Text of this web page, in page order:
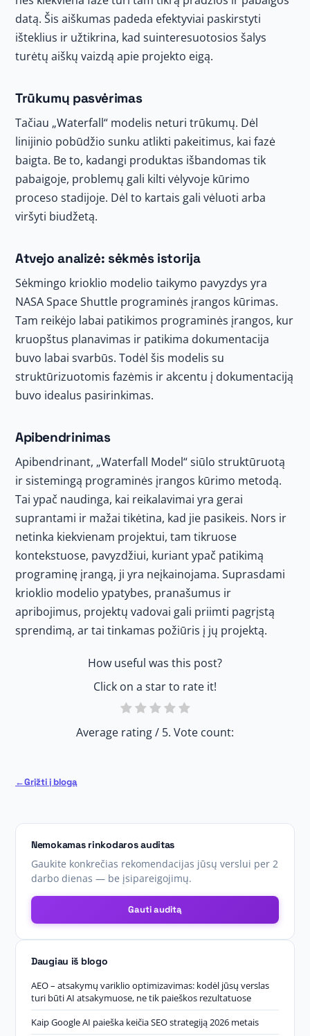
datą. Šis aiškumas padeda efektyviai paskirstyti
išteklius ir užtikrina, kad suinteresuotosios šalys
turėtų aiškų vaizdą apie projekto eigą.
Trūkumų pasvėrimas
Tačiau „Waterfall“ modelis neturi trūkumų. Dėl
linijinio pobūdžio sunku atlikti pakeitimus, kai fazė
baigta. Be to, kadangi produktas išbandomas tik
pabaigoje, problemų gali kilti vėlyvoje kūrimo
proceso stadijoje. Dėl to kartais gali vėluoti arba
viršyti biudžetą.
Atvejo analizė: sėkmės istorija
Sėkmingo krioklio modelio taikymo pavyzdys yra
NASA Space Shuttle programinės įrangos kūrimas.
Tam reikėjo labai patikimos programinės įrangos, kur
kruopštus planavimas ir patikima dokumentacija
buvo labai svarbūs. Todėl šis modelis su
struktūrizuotomis fazėmis ir akcentu į dokumentaciją
buvo idealus pasirinkimas.
Apibendrinimas
Apibendrinant, „Waterfall Model“ siūlo struktūruotą
ir sistemingą programinės įrangos kūrimo metodą.
Tai ypač naudinga, kai reikalavimai yra gerai
suprantami ir mažai tikėtina, kad jie pasikeis. Nors ir
netinka kiekvienam projektui, tam tikruose
kontekstuose, pavyzdžiui, kuriant ypač patikimą
programinę įrangą, ji yra neįkainojama. Suprasdami
krioklio modelio ypatybes, pranašumus ir
apribojimus, projektų vadovai gali priimti pagrįstą
sprendimą, ar tai tinkamas požiūris į jų projektą.
How useful was this post?
Click on a star to rate it!
Average rating/ 5. Vote count:
Grįžti į blogą
Nemokamas rinkodaros auditas
Gaukite konkrečias rekomendacijas jūsų verslui per 2
darbo dienas — be įsipareigojimų.
Gauti auditą
Daugiau iš blogo
AEO – atsakymų variklio optimizavimas: kodėl jūsų verslas
turi būti AI atsakymuose, ne tik paieškos rezultatuose
Kaip Google AI paieška keičia SEO strategiją 2026 metais